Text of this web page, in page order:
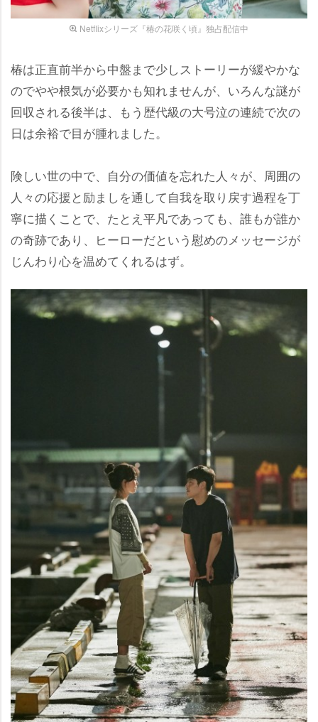
Netflixシリーズ『椿の花咲く頃』独占配信中
椿は正直前半から中盤まで少しストーリーが緩やかな
のでやや根気が必要かも知れませんが、いろんな謎が
回収される後半は、もう歴代級の大号泣の連続で次の
日は余裕で目が腫れました。
険しい世の中で、自分の価値を忘れた人々が、周囲の
人々の応援と励ましを通して自我を取り戻す過程を丁
寧に描くことで、たとえ平凡であっても、誰もが誰か
の奇跡であり、ヒーローだという慰めのメッセージが
じんわり心を温めてくれるはず。